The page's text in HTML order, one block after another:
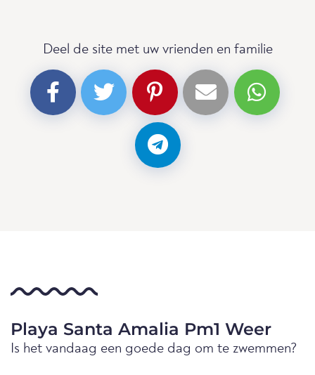
Deel de site met uw vrienden en familie
Playa Santa Amalia Pm1 Weer
Is het vandaag een goede dag om te zwemmen?